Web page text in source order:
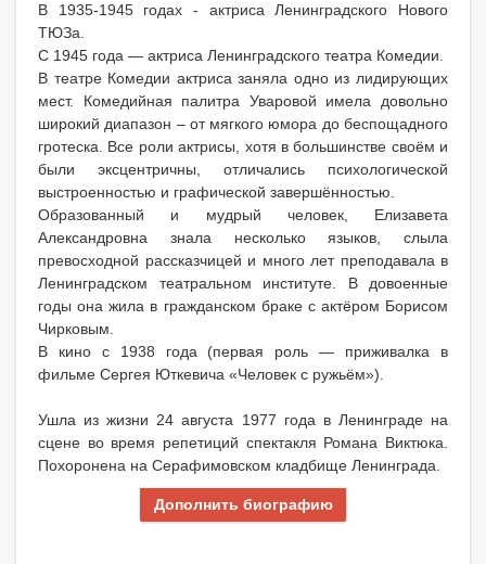
В 1935-1945 годах - актриса Ленинградского Нового
ТЮЗа.
С 1945 года — актриса Ленинградского театра Комедии.
В театре Комедии актриса заняла одно из лидирующих
мест. Комедийная палитра Уваровой имела довольно
широкий диапазон – от мягкого юмора до беспощадного
гротеска. Все роли актрисы, хотя в большинстве своём и
были эксцентричны, отличались психологической
выстроенностью и графической завершённостью.
Образованный и мудрый человек, Елизавета
Александровна знала несколько языков, слыла
превосходной рассказчицей и много лет преподавала в
Ленинградском театральном институте. В довоенные
годы она жила в гражданском браке с актёром Борисом
Чирковым.
В кино с 1938 года (первая роль — приживалка в
фильме Сергея Юткевича «Человек с ружьём»).
Ушла из жизни 24 августа 1977 года в Ленинграде на
сцене во время репетиций спектакля Романа Виктюка.
Похоронена на Серафимовском кладбище Ленинграда.
Дополнить биографию